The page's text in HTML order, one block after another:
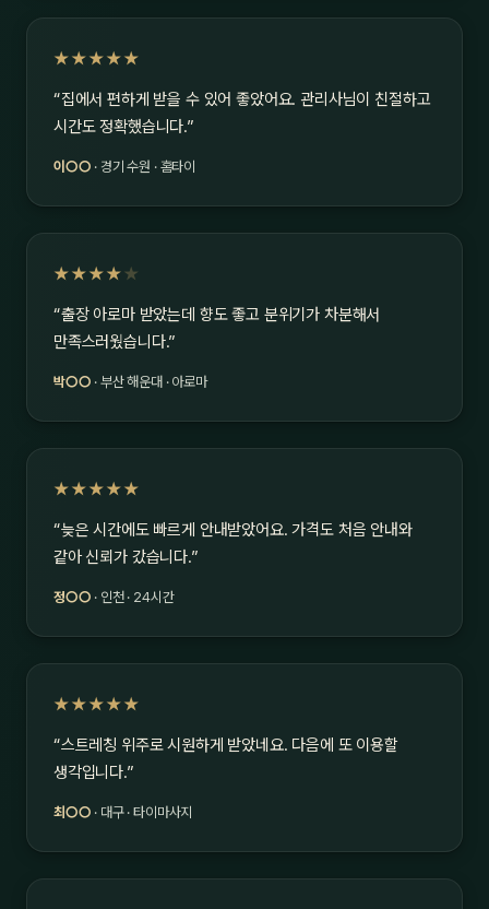
★★★★★
“집에서 편하게 받을 수 있어 좋았어요. 관리사님이 친절하고
시간도 정확했습니다.”
이○○ · 경기 수원 · 홈타이
★★★★ ★
“출장 아로마 받았는데 향도 좋고 분위기가 차분해서
만족스러웠습니다.”
박○○ · 부산 해운대 · 아로마
★★★★★
“늦은 시간에도 빠르게 안내받았어요. 가격도 처음 안내와
같아 신뢰가 갔습니다.”
정○○ · 인천 · 24시간
★★★★★
“스트레칭 위주로 시원하게 받았네요. 다음에 또 이용할
생각입니다.”
최○○ · 대구 · 타이마사지